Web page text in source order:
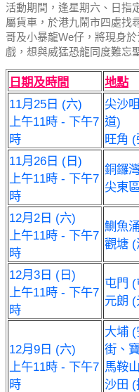
活動期間，逢星期六、日指
屬貨車，於港九鬧市四處找
哥及小暴龍We仔，將現身
戲，想與威猛恐龍同度難忘
日期及時間
地點
11月25日 (六)
上午11時 - 下午7
時
尖沙
道)
旺角
11月26日 (日)
上午11時 - 下午7
時
銅鑼
尖東
12月2日 (六)
上午11時 - 下午7
時
鰂魚
觀塘 (
12月3日 (日)
上午11時 - 下午7
時
屯門
元朗
12月9日 (六)
上午11時 - 下午7
時
大埔
街、
馬鞍
沙田 (